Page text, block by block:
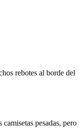
rebotes al borde del
pesadas, pero